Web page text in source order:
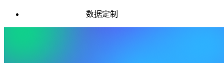
数据定制